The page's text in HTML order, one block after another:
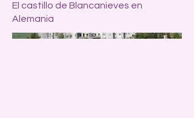
El castillo de Blancanieves en
Alemania